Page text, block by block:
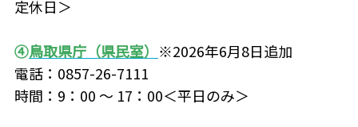
定休日＞
④鳥取県庁（県民室） ※2026年6月8日追加
電話：0857-26-7111
時間：9：00 ～ 17：00＜平日のみ＞